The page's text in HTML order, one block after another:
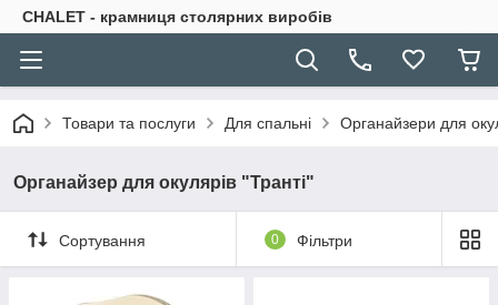
CHALET - крамниця столярних виробів
Товари та послуги Для спальні Органайзери для
Органайзер для окулярів "Транті"
Сортування 0 Фільтри